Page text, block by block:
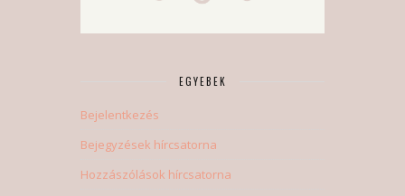
EGYEBEK
Bejelentkezés
Bejegyzések hírcsatorna
Hozzászólások hírcsatorna